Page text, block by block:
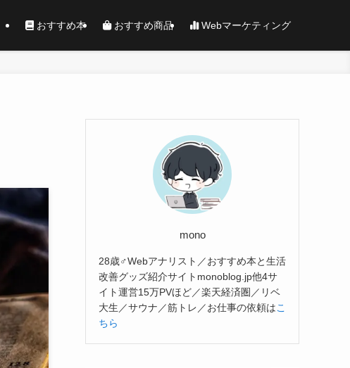
おすすめ本 おすすめ商品 Webマーケティング
mono
28歳♂Webアナリスト／おすすめ本と生活
改善グッズ紹介サイトmonoblog.jp他4サ
イト運営15万PVほど／楽天経済圏／リベ
大生／サウナ／筋トレ／お仕事の依頼はこ
ちら